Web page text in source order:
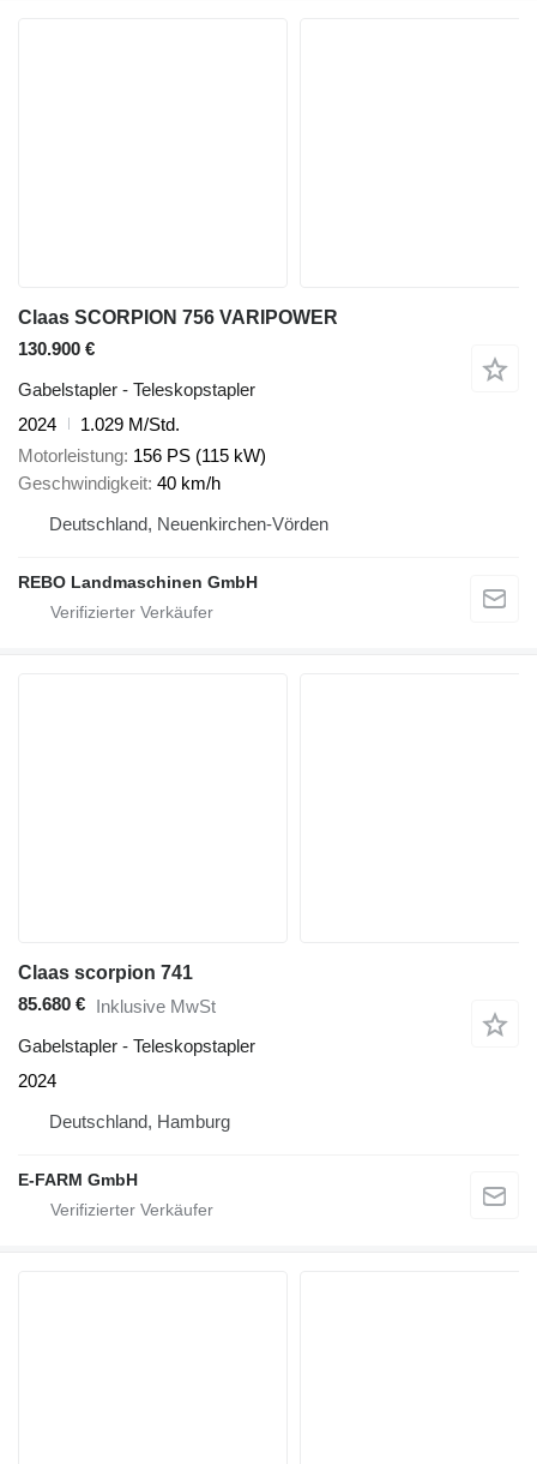
Claas SCORPION 756 VARIPOWER
130.900 €
Gabelstapler - Teleskopstapler
2024
1.029 M/Std.
Motorleistung 156 PS (115 kW)
Geschwindigkeit 40 km/h
Deutschland, Neuenkirchen-Vörden
REBO Landmaschinen GmbH
Claas scorpion 741
85.680 € Inklusive MwSt
Gabelstapler - Teleskopstapler
2024
Deutschland, Hamburg
E-FARM GmbH